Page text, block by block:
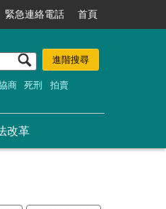
緊急連絡電話 首頁
商 死刑 拍賣
改革